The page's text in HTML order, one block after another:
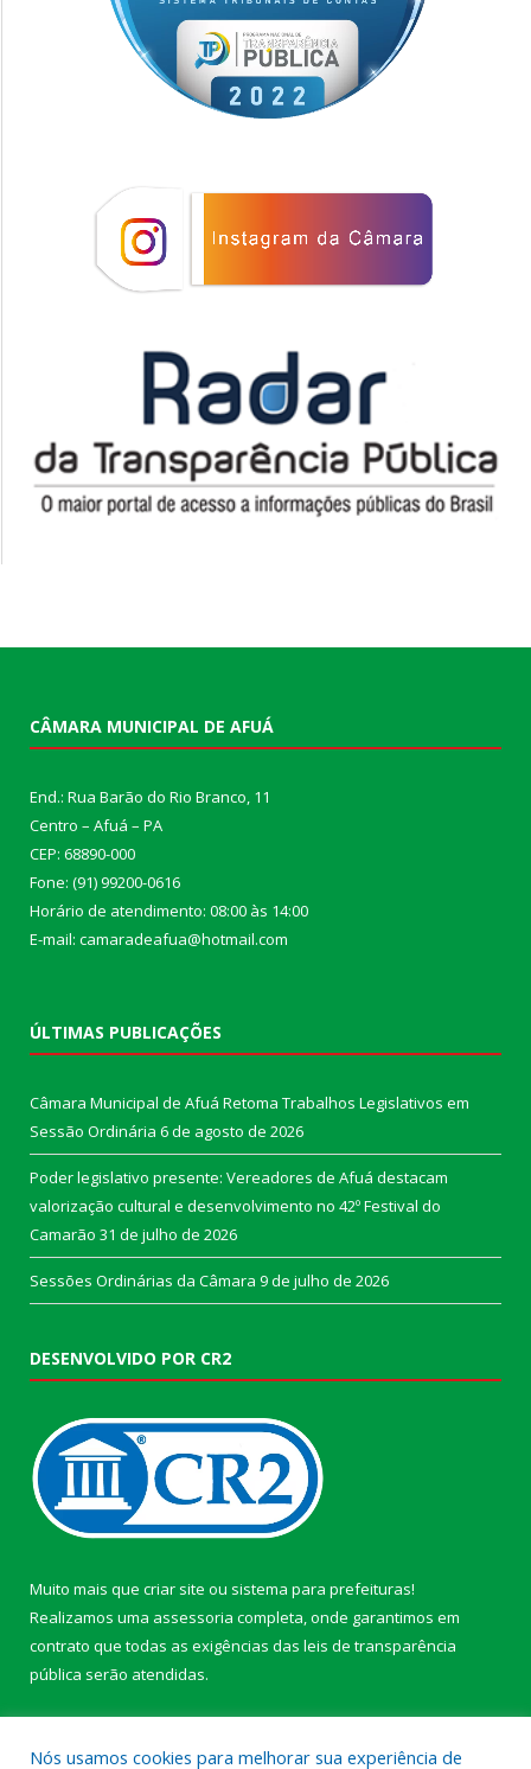
CÂMARA MUNICIPAL DE AFUÁ
End.: Rua Barão do Rio Branco, 11
Centro – Afuá – PA
CEP: 68890-000
Fone: (91) 99200-0616
Horário de atendimento: 08:00 às 14:00
E-mail: camaradeafua@hotmail.com
ÚLTIMAS PUBLICAÇÕES
Câmara Municipal de Afuá Retoma Trabalhos Legislativos em
Sessão Ordinária 6 de agosto de 2026
Poder legislativo presente: Vereadores de Afuá destacam
valorização cultural e desenvolvimento no 42º Festival do
Camarão 31 de julho de 2026
Sessões Ordinárias da Câmara 9 de julho de 2026
DESENVOLVIDO POR CR2
Muito mais que criar site ou sistema para prefeituras!
Realizamos uma assessoria completa, onde garantimos em
contrato que todas as exigências das leis de transparência
pública serão atendidas.
Nós usamos cookies para melhorar sua experiência de